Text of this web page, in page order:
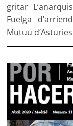
gritar
Fuelga
Mutuu d’Asturies